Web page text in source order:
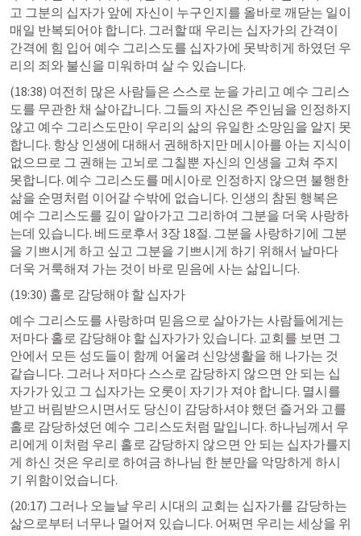
고 그분의 십자가 앞에 자신이 누구인지를 올바로 깨닫는 일이
매일 반복되어야 합니다. 그러할 때 우리는 십자가의 간격이
간격에 힘 입어 예수 그리스도를 십자가에 못박히게 하였던 우
리의 죄와 불신을 미워하며 살 수 있습니다.
(18:38) 여전히 많은 사람들은 스스로 눈을 가리고 예수 그리스
도를 무관한 채 살아갑니다. 그들의 자신은 주인님을 인정하지
않고 예수 그리스도만이 우리의 삶의 유일한 소망임을 알지 못
합니다. 항상 인생에 대해서 권해하지만 메시아를 아는 지식이
없으므로 그 권해는 고뇌로 그칠뿐 자신의 인생을 고쳐 주지
못합니다. 예수 그리스도를 메시아로 인정하지 않으면 불행한
삶을 순명처럼 이어갈 수밖에 없습니다. 인생의 참된 행복은
예수 그리스도를 깊이 알아가고 그리하여 그분을 더욱 사랑하
는데 있습니다. 베드로후서 3장 18절. 그분을 사랑하기에 그분
을 기쁘시게 하고 싶고 그분을 기쁘시게 하기 위해서 날마다
더욱 거룩해져 가는 것이 바로 믿음에 사는 삶입니다.
(19:30) 홀로 감당해야 할 십자가
예수 그리스도를 사랑하며 믿음으로 살아가는 사람들에게는
저마다 홀로 감당해야 할 십자가가 있습니다. 교회를 보면 그
안에서 모든 성도들이 함께 어울려 신앙생활을 해 나가는 것
같습니다. 그러나 저마다 스스로 감당하지 않으면 안 되는 십
자가가 있고 그 십자가는 오롯이 자기가 져야 합니다. 멸시를
받고 버림받으시면서도 당신이 감당하셔야 했던 즐거와 고를
홀로 감당하셨던 예수 그리스도처럼 말입니다. 하나님께서 우
리에게 이처럼 우리 홀로 감당하지 않으면 안 되는 십자가를지
게 하신 것은 우리로 하여금 하나님 한 분만을 악망하게 하시
기 위함이었습니다.
(20:17) 그러나 오늘날 우리 시대의 교회는 십자가를 감당하는
삶으로부터 너무나 멀어져 있습니다. 어쩌면 우리는 세상을 위